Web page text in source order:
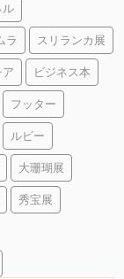
ル
ラ スリランカ展
ビジネス本
フッター
ルビー
大珊瑚展
秀宝展